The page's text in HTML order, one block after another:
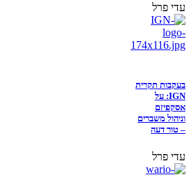
עדי פרל
בעקבות תקרית
IGN: על
אסקפיזם
וניהול משברים
– טור דעה
עדי פרל